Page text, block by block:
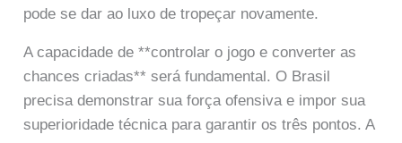
pode se dar ao luxo de tropeçar novamente.
A capacidade de **controlar o jogo e converter as
chances criadas** será fundamental. O Brasil
precisa demonstrar sua força ofensiva e impor sua
superioridade técnica para garantir os três pontos. A